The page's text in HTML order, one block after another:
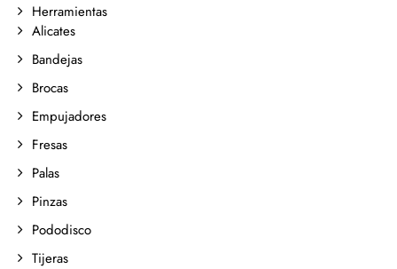
Herramientas
Alicates
Bandejas
Brocas
Empujadores
Fresas
Palas
Pinzas
Pododisco
Tijeras